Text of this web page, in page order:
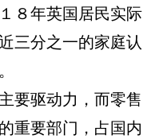
８年英国居民实际
三分之一的家庭认
驱动力，而零售
重要部门，占国内